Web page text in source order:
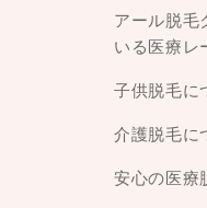
アール脱毛
いる医療レ
子供脱毛に
介護脱毛に
安心の医療